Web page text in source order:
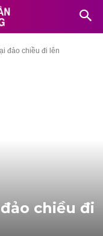
đảo chiều đi lên
chiều đi